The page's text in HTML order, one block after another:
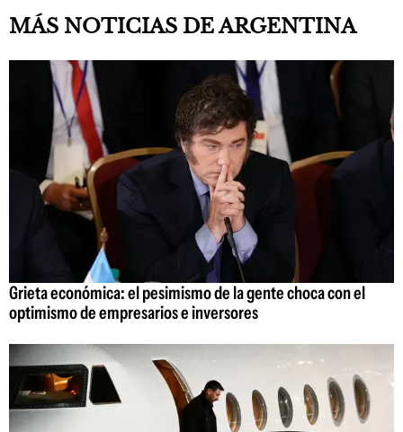
MÁS NOTICIAS DE ARGENTINA
Grieta económica: el pesimismo de la gente choca con el
optimismo de empresarios e inversores